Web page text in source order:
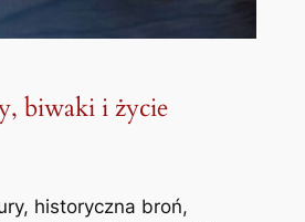
biwaki i życie
historyczna broń,